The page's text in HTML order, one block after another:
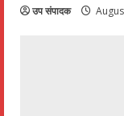
उप संपादक